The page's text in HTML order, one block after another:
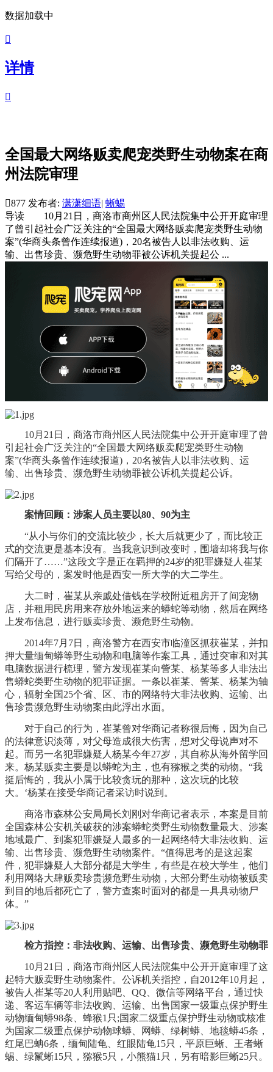
数据加载中

详情

全国最大网络贩卖爬宠类野生动物案在商
州法院审理
877 发布者: 潇潇细语| 蜥蜴
导读 10月21日，商洛市商州区人民法院集中公开开庭审理
了曾引起社会广泛关注的“全国最大网络贩卖爬宠类野生动物
案”(华商头条曾作连续报道)，20名被告人以非法收购、运
输、出售珍贵、濒危野生动物罪被公诉机关提起公 ...
10月21日，商洛市商州区人民法院集中公开开庭审理了曾
引起社会广泛关注的“全国最大网络贩卖爬宠类野生动物
案”(华商头条曾作连续报道)，20名被告人以非法收购、运
输、出售珍贵、濒危野生动物罪被公诉机关提起公诉。
案情回顾：涉案人员主要以80、90为主
“从小与你们的交流比较少，长大后就更少了，而比较正
式的交流更是基本没有。当我意识到改变时，围墙却将我与你
们隔开了……”这段文字是正在羁押的24岁的犯罪嫌疑人崔某
写给父母的，案发时他是西安一所大学的大二学生。
大二时，崔某从亲戚处借钱在学校附近租房开了间宠物
店，并租用民房用来存放外地运来的蟒蛇等动物，然后在网络
上发布信息，进行贩卖珍贵、濒危野生动物。
2014年7月7日，商洛警方在西安市临潼区抓获崔某，并扣
押大量缅甸蟒等野生动物和电脑等作案工具，通过突审和对其
电脑数据进行梳理，警方发现崔某向訾某、杨某等多人非法出
售蟒蛇类野生动物的犯罪证据。一条以崔某、訾某、杨某为轴
心，辐射全国25个省、区、市的网络特大非法收购、运输、出
售珍贵濒危野生动物案由此浮出水面。
对于自己的行为，崔某曾对华商记者称很后悔，因为自己
的法律意识淡薄，对父母造成很大伤害，想对父母说声对不
起。而另一名犯罪嫌疑人杨某今年27岁，其自称从海外留学回
来。杨某贩卖主要是以蟒蛇为主，也有猕猴之类的动物。“我
挺后悔的，我从小属于比较贪玩的那种，这次玩的比较
大。‘杨某在接受华商记者采访时说到。
商洛市森林公安局局长刘刚对华商记者表示，本案是目前
全国森林公安机关破获的涉案蟒蛇类野生动物数量最大、涉案
地域最广、到案犯罪嫌疑人最多的一起网络特大非法收购、运
输、出售珍贵、濒危野生动物案件。“值得思考的是这起案
件，犯罪嫌疑人大部分都是大学生，有些是在校大学生，他们
利用网络大肆贩卖珍贵濒危野生动物，大部分野生动物被贩卖
到目的地后都死亡了，警方查案时面对的都是一具具动物尸
体。”
检方指控：非法收购、运输、出售珍贵、濒危野生动物罪
10月21日，商洛市商州区人民法院集中公开开庭审理了这
起特大贩卖野生动物案件。公诉机关指控，自2012年10月起，
被告人崔某等20人利用贴吧、QQ、微信等网络平台，通过快
递、客运车辆等非法收购、运输、出售国家一级重点保护野生
动物缅甸蟒98条、蜂猴1只;国家二级重点保护野生动物或核准
为国家二级重点保护动物球蟒、网蟒、绿树蟒、地毯蟒45条，
红尾巴蚺6条，缅甸陆龟、红眼陆龟15只，平原巨蜥、王者蜥
蜴、绿鬣蜥15只，猕猴5只，小熊猫1只，另有暗影巨蜥25只。